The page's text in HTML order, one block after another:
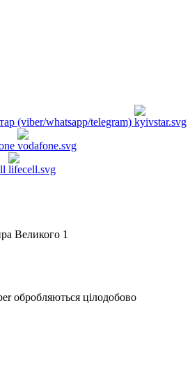
(viber/whatsapp/telegram)
Великого 1
обробляються цілодобово